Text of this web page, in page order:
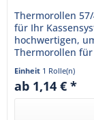
Thermorollen
für Ihr
hochwertigen,
Thermorollen
Thermorollen 57/
Einheit 1 Rolle(n)
ab 1,14 € *